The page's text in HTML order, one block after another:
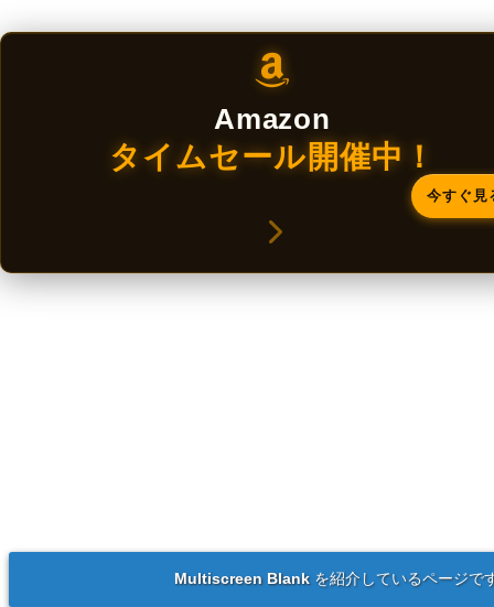
Amazon
タイムセール開催中！
今すぐ見
Multiscreen Blankを紹介しているページで